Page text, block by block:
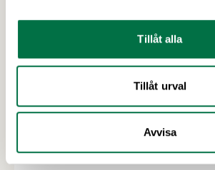
Tillåt alla
Tillåt urval
Avvisa